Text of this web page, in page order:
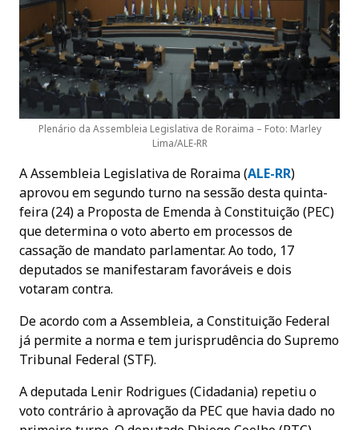
Plenário da Assembleia Legislativa de Roraima – Foto: Marley
Lima/ALE-RR
A Assembleia Legislativa de Roraima (ALE-RR)
aprovou em segundo turno na sessão desta quinta-
feira (24) a Proposta de Emenda à Constituição (PEC)
que determina o voto aberto em processos de
cassação de mandato parlamentar. Ao todo, 17
deputados se manifestaram favoráveis e dois
votaram contra.
De acordo com a Assembleia, a Constituição Federal
já permite a norma e tem jurisprudência do Supremo
Tribunal Federal (STF).
A deputada Lenir Rodrigues (Cidadania) repetiu o
voto contrário à aprovação da PEC que havia dado no